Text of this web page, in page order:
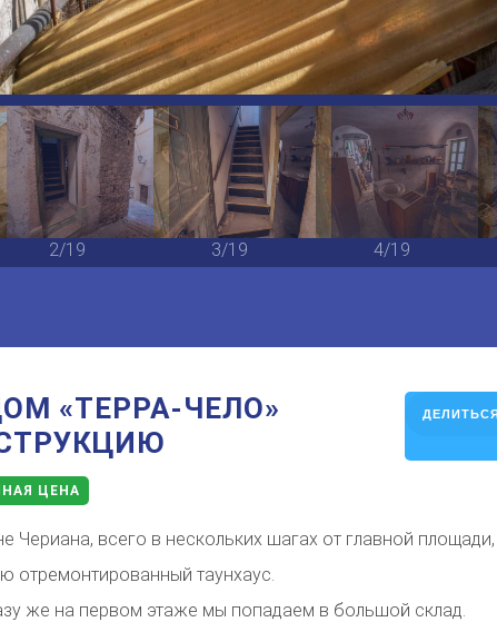
2/19 3/19 4/19
«ТЕРРА-ЧЕЛО»
ЦЕНА
Чериана, всего в нескольких шагах от главной
отремонтированный таунхаус.
же на первом этаже мы попадаем в большой склад.